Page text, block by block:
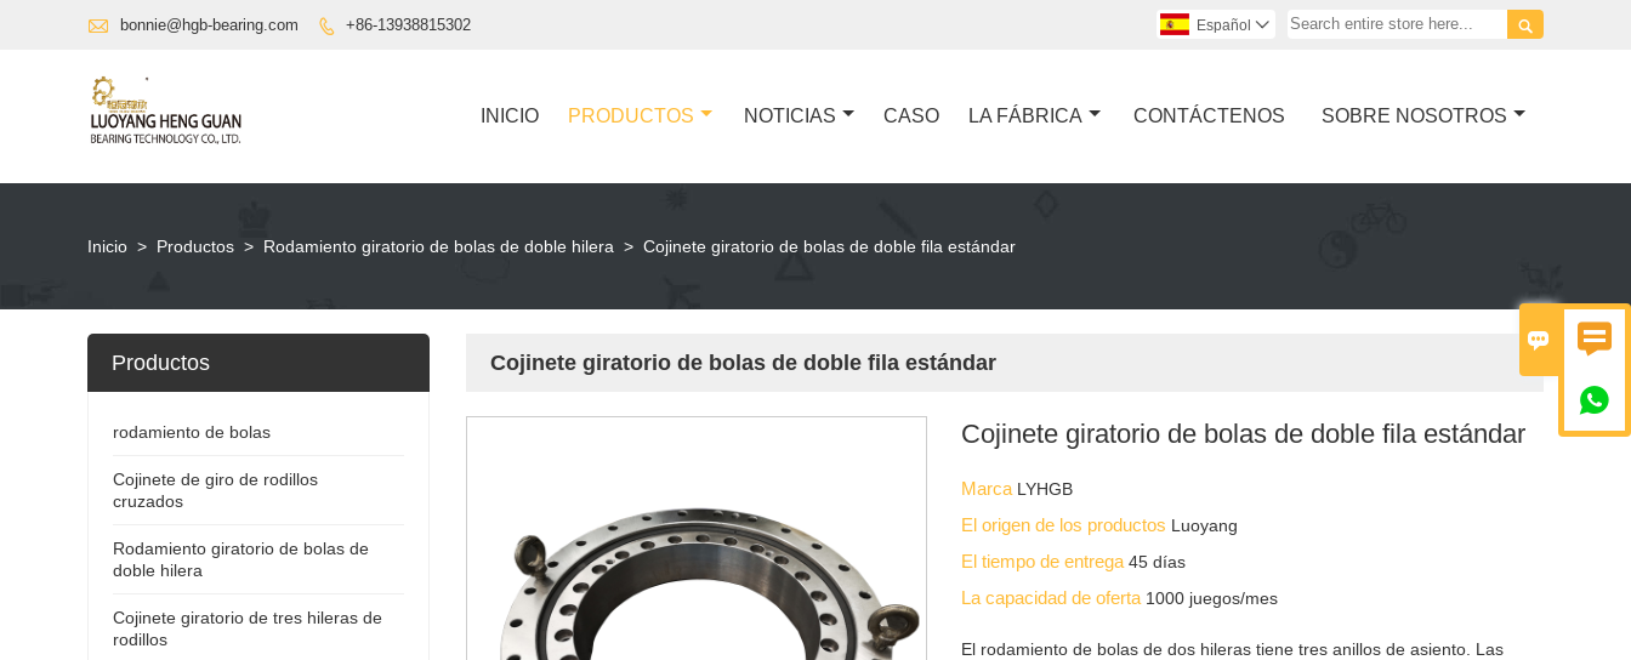
 

 bonnie@hgb-bearing.com  +86-13938815302 
Español 
INICIO PRODUCTOS NOTICIAS CASO LA FÁBRICA CONTÁCTENOS SOBRE NOSOTROS
Inicio > Productos > Rodamiento giratorio de bolas de doble hilera > Cojinete giratorio de bolas de doble fila estándar
Cojinete giratorio de bolas de doble fila estándar
Cojinete giratorio de bolas de doble fila estándar
Marca LYHGB
El origen de los productos Luoyang
El tiempo de entrega45 días
La capacidad de oferta 1000 juegos/mes
El rodamiento de bolas de dos hileras tiene tres anillos de asiento. Las
Productos
rodamiento de bolas
Cojinete de giro de rodillos
cruzados
Rodamiento giratorio de bolas de
doble hilera
Cojinete giratorio de tres hileras de
rodillos